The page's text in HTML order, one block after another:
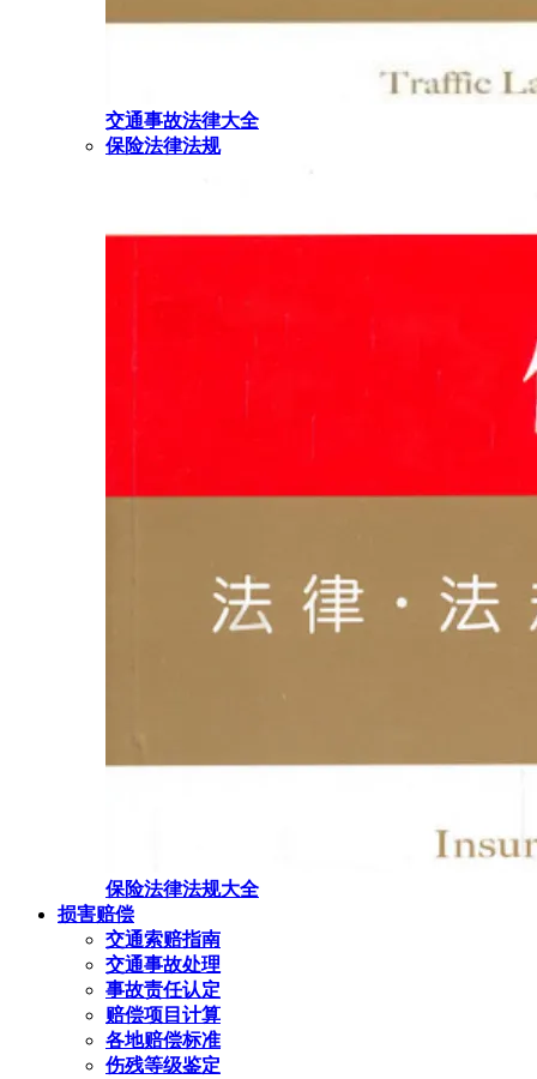
交通事故法律大全
保险法律法规
保险法律法规大全
损害赔偿
交通索赔指南
交通事故处理
事故责任认定
赔偿项目计算
各地赔偿标准
伤残等级鉴定